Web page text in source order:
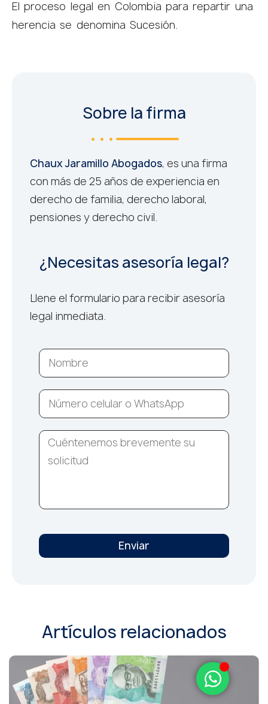
El proceso legal en Colombia para repartir una
herencia se denomina Sucesión.
Sobre la firma
Chaux Jaramillo Abogados, es una firma
con más de 25 años de experiencia en
derecho de familia, derecho laboral,
pensiones y derecho civil.
¿Necesitas asesoría legal?
Llene el formulario para recibir asesoría
legal inmediata.
Enviar
Artículos relacionados